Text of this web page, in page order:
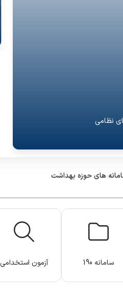
نظامی
های حوزه بهداشت
سامانه 190 آزمون استخدامی